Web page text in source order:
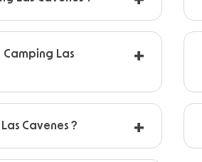
Las
Cavenes ?